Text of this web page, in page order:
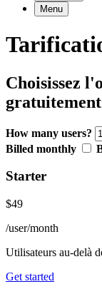
Menu
Choisissez
How many users?
Billed monthly
Starter
$49
/user/month
Utilisateurs au-delà
Get started